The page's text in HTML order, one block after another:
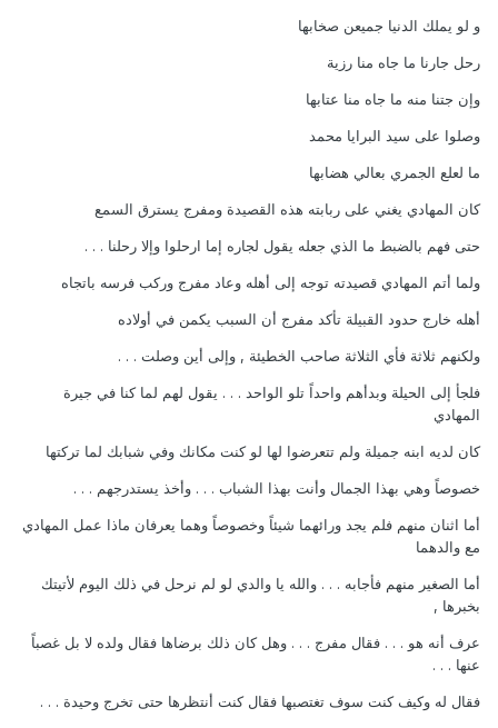
و لو يملك الدنيا جميعن صخابها
رحل جارنا ما جاه منا رزية
وإن جتنا منه ما جاه منا عتابها
وصلوا على سيد البرايا محمد
ما لعلع الجمري بعالي هضابها
كان المهادي يغني على ربابته هذه القصيدة ومفرج يسترق السمع
حتى فهم بالضبط ما الذي جعله يقول لجاره إما ارحلوا وإلا رحلنا . . .
ولما أتم المهادي قصيدته توجه إلى أهله وعاد مفرج وركب فرسه باتجاه
أهله خارج حدود القبيلة تأكد مفرج أن السبب يكمن في أولاده
ولكنهم ثلاثة فأي الثلاثة صاحب الخطيئة , وإلى أين وصلت . . .
فلجأ إلى الحيلة وبدأهم واحداً تلو الواحد . . . يقول لهم لما كنا في جيرة
المهادي
كان لديه ابنه جميلة ولم تتعرضوا لها لو كنت مكانك وفي شبابك لما تركتها
خصوصاً وهي بهذا الجمال وأنت بهذا الشباب . . . وأخذ يستدرجهم . . .
أما اثنان منهم فلم يجد ورائهما شيئاً وخصوصاً وهما يعرفان ماذا عمل المهادي
مع والدهما
أما الصغير منهم فأجابه . . . والله يا والدي لو لم نرحل في ذلك اليوم لأتيتك
بخبرها ,
عرف أنه هو . . . فقال مفرج . . . وهل كان ذلك برضاها فقال ولده لا بل غصباً
عنها . . .
فقال له وكيف كنت سوف تغتصبها فقال كنت أنتظرها حتى تخرج وحيدة . . .